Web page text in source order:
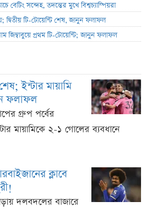
বেটিং সন্দেহ, তদন্তের মুখে বিশ্বচ্যাম্পিয়রা
দ্বিতীয় টি-টোয়েন্টি শেষ, জানুন ফলাফল
জিম্বাবুয়ে প্রথম টি-টোয়েন্টি; জানুন ফলাফল
ইন্টার মায়ামি
ফলাফল
গ্রুপ পর্বের
মায়ামিকে ২-১ গোলের ব্যবধানে
ক্লাবে
দলবদলের বাজারে